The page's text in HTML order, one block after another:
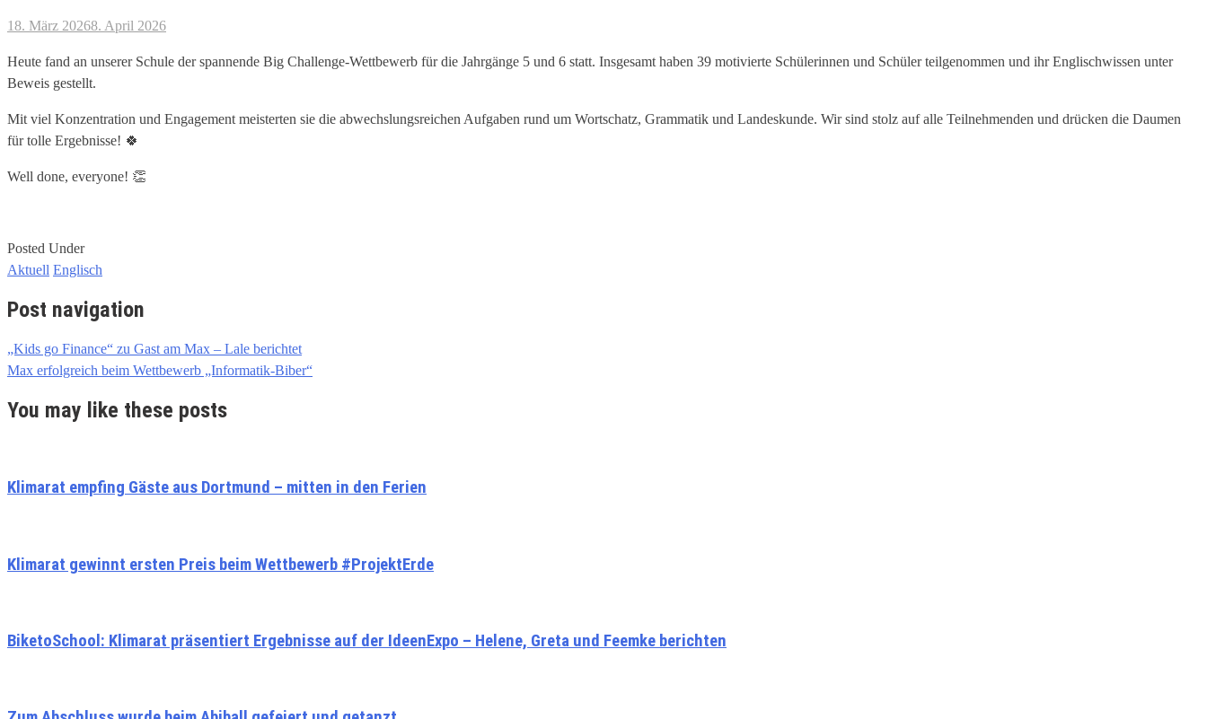
18. März 20268. April 2026
Heute fand an unserer Schule der spannende Big Challenge-Wettbewerb für die Jahrgänge 5 und 6 statt. Insgesamt haben 39 motivierte Schülerinnen und Schüler teilgenommen und ihr Englischwissen unter
Beweis gestellt.
Mit viel Konzentration und Engagement meisterten sie die abwechslungsreichen Aufgaben rund um Wortschatz, Grammatik und Landeskunde. Wir sind stolz auf alle Teilnehmenden und drücken die Daumen
für tolle Ergebnisse! 🍀
Well done, everyone! 👏
Posted Under
Aktuell Englisch
Post navigation
„Kids go Finance“ zu Gast am Max – Lale berichtet
Max erfolgreich beim Wettbewerb „Informatik-Biber“
You may like these posts
Klimarat empfing Gäste aus Dortmund – mitten in den Ferien
Klimarat gewinnt ersten Preis beim Wettbewerb #ProjektErde
BiketoSchool: Klimarat präsentiert Ergebnisse auf der IdeenExpo – Helene, Greta und Feemke berichten